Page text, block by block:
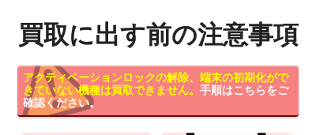
買取に出す前の注意事項
アクティベーションロックの解除、端末の初期化がで
きていない機種は買取できません。 手順はこちらをご
確認ください。